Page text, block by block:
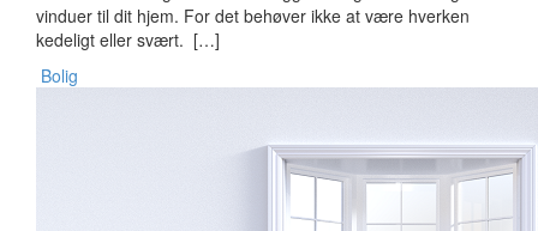
vinduer til dit hjem. For det behøver ikke at være hverken
kedeligt eller svært. […]
Bolig